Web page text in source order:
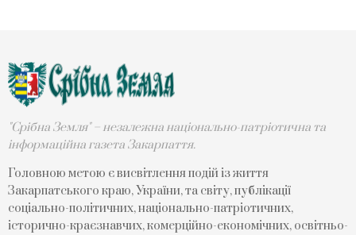
"Срібна Земля" – незалежна національно-патріотична та
інформаційна газета Закарпаття.
Головною метою є висвітлення подій із життя
Закарпатського краю, України, та світу, публікації
соціально-політичних, національно-патріотичних,
історично-краєзнавчих, комерційно-економічних, освітньо-